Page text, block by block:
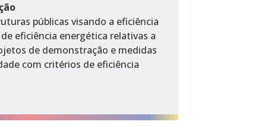
públicas visando a eficiência
eficiência energética relativas a
de demonstração e medidas
com critérios de eficiência